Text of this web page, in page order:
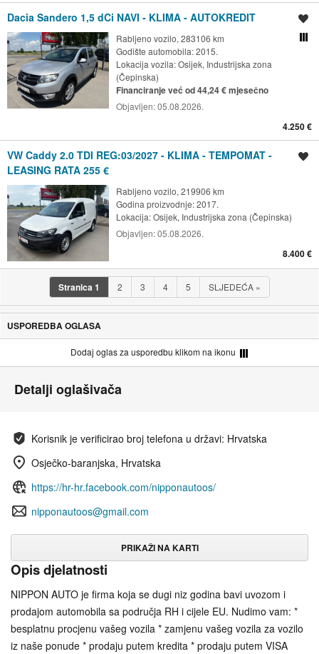
Dacia Sandero 1,5 dCi NAVI - KLIMA - AUTOKREDIT
Rabljeno vozilo, 283106 km
Godište automobila: 2015.
Lokacija vozila:Osijek, Industrijska zona
(Čepinska)
Financiranje već od 44,24 € mjesečno
Objavljen:05.08.2026.
4.250 €
VW Caddy 2.0 TDI REG:03/2027 - KLIMA - TEMPOMAT -
LEASING RATA 255 €
Rabljeno vozilo, 219906 km
Godina proizvodnje: 2017.
Lokacija:Osijek, Industrijska zona (Čepinska)
Objavljen:05.08.2026.
8.400 €
Stranica1 2 3 4 5 SLJEDEĆA »
USPOREDBA OGLASA
Dodaj oglas za usporedbu klikom na ikonu
Detalji oglašivača
Korisnik je verificirao broj telefona u državi: Hrvatska
Osječko-baranjska, Hrvatska
https://hr-hr.facebook.com/nipponautoos/
nipponautoos@gmail.com
PRIKAŽI NA KARTI
Opis djelatnosti
NIPPON AUTO je firma koja se dugi niz godina bavi uvozom i
prodajom automobila sa područja RH i cijele EU. Nudimo vam: *
besplatnu procjenu vašeg vozila * zamjenu vašeg vozila za vozilo
iz naše ponude * prodaju putem kredita * prodaju putem VISA